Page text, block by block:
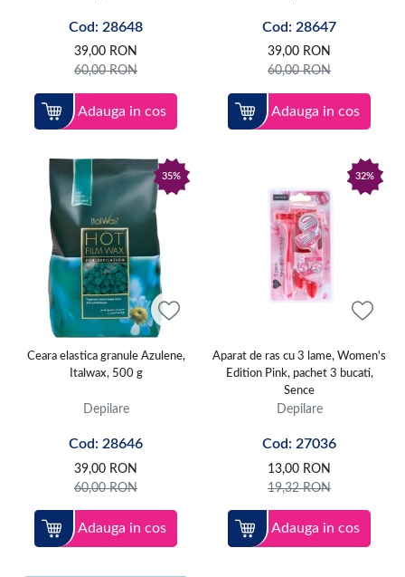
Cod: 28648
39,00 RON
60,00RON
Adauga in cos
Cod: 28647
39,00 RON
60,00RON
Adauga in cos
35%
Ceara elastica granule Azulene,
Italwax, 500 g
Depilare
Cod: 28646
39,00 RON
60,00RON
Adauga in cos
32%
Aparat de ras cu 3 lame, Women's
Edition Pink, pachet 3 bucati,
Sence
Depilare
Cod: 27036
13,00 RON
19,32RON
Adauga in cos